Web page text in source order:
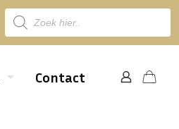
Producten
zoeken
Contact